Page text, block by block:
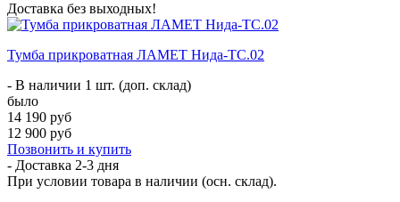
Доставка без выходных!
Тумба прикроватная ЛАМЕТ Нида-ТС.02
- В наличии 1 шт. (доп. склад)
было
14 190 руб
12 900 руб
Позвонить и купить
- Доставка 2-3 дня
При условии товара в наличии (осн. склад).